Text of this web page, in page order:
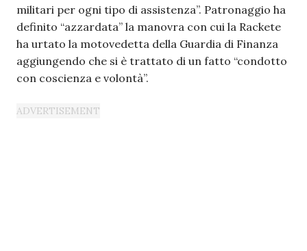
militari per ogni tipo di assistenza”. Patronaggio ha
definito “azzardata” la manovra con cui la Rackete
ha urtato la motovedetta della Guardia di Finanza
aggiungendo che si è trattato di un fatto “condotto
con coscienza e volontà”.